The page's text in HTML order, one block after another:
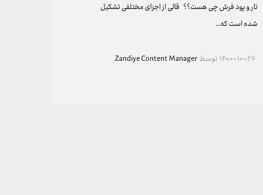
تار و پود فرش چی هست؟؟ قالی از اجزای مختلفی تشکیل
شده است که…
۱۴۰۰-۱۰-۲۶توسطZandiye Content Manager